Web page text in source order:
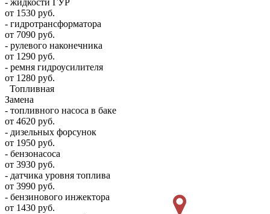
- жидкости ГУР
от 1530 руб.
- гидротрансформатора
от 7090 руб.
- рулевого наконечника
от 1290 руб.
- ремня гидроусилителя
от 1280 руб.
Топливная
Замена
- топливного насоса в баке
от 4620 руб.
- дизельных форсунок
от 1950 руб.
- бензонасоса
от 3930 руб.
- датчика уровня топлива
от 3990 руб.
- бензинового инжектора
от 1430 руб.